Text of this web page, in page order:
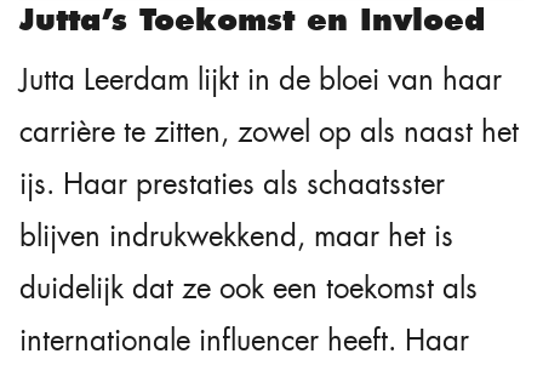
Jutta’s Toekomst en Invloed
Jutta Leerdam lijkt in de bloei van haar
carrière te zitten, zowel op als naast het
ijs. Haar prestaties als schaatsster
blijven indrukwekkend, maar het is
duidelijk dat ze ook een toekomst als
internationale influencer heeft. Haar